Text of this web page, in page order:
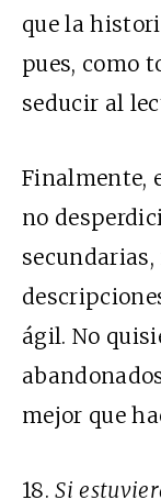
que la
pues, como
seducir al
Finalmente,
no
ágil. No
mejor que
18.Si